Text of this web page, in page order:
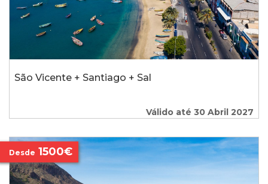
São Vicente + Santiago + Sal
Válido até 30 Abril 2027
Desde 1500€